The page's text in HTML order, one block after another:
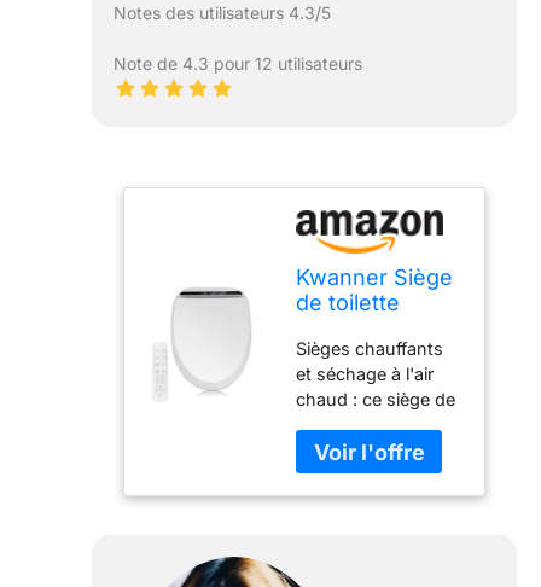
Notes des utilisateurs 4.3/5
Note de 4.3 pour 12 utilisateurs
Kwanner Siège
de toilette
sèche-linge,
siège de
toilette
chauffant à
l'eau chaude,
buse en acier
inoxydable
toilette de bidet
Sièges chauffants
et séchage à l'air
chaud : ce siège de
dispose d'un
séchoir à air chaud
à 3 niveaux, d'une